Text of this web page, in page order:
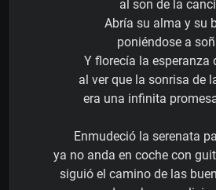
al son de la
Abría su alma y su
poniéndose a
Y florecía la esperanza
al ver que la sonrisa de
era una infinita
Enmudeció la serenata
ya no anda en coche con
siguió el camino de las